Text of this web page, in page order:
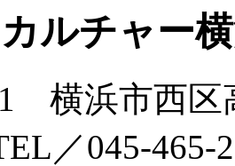
ルチャー
横浜市西区
／045-465-